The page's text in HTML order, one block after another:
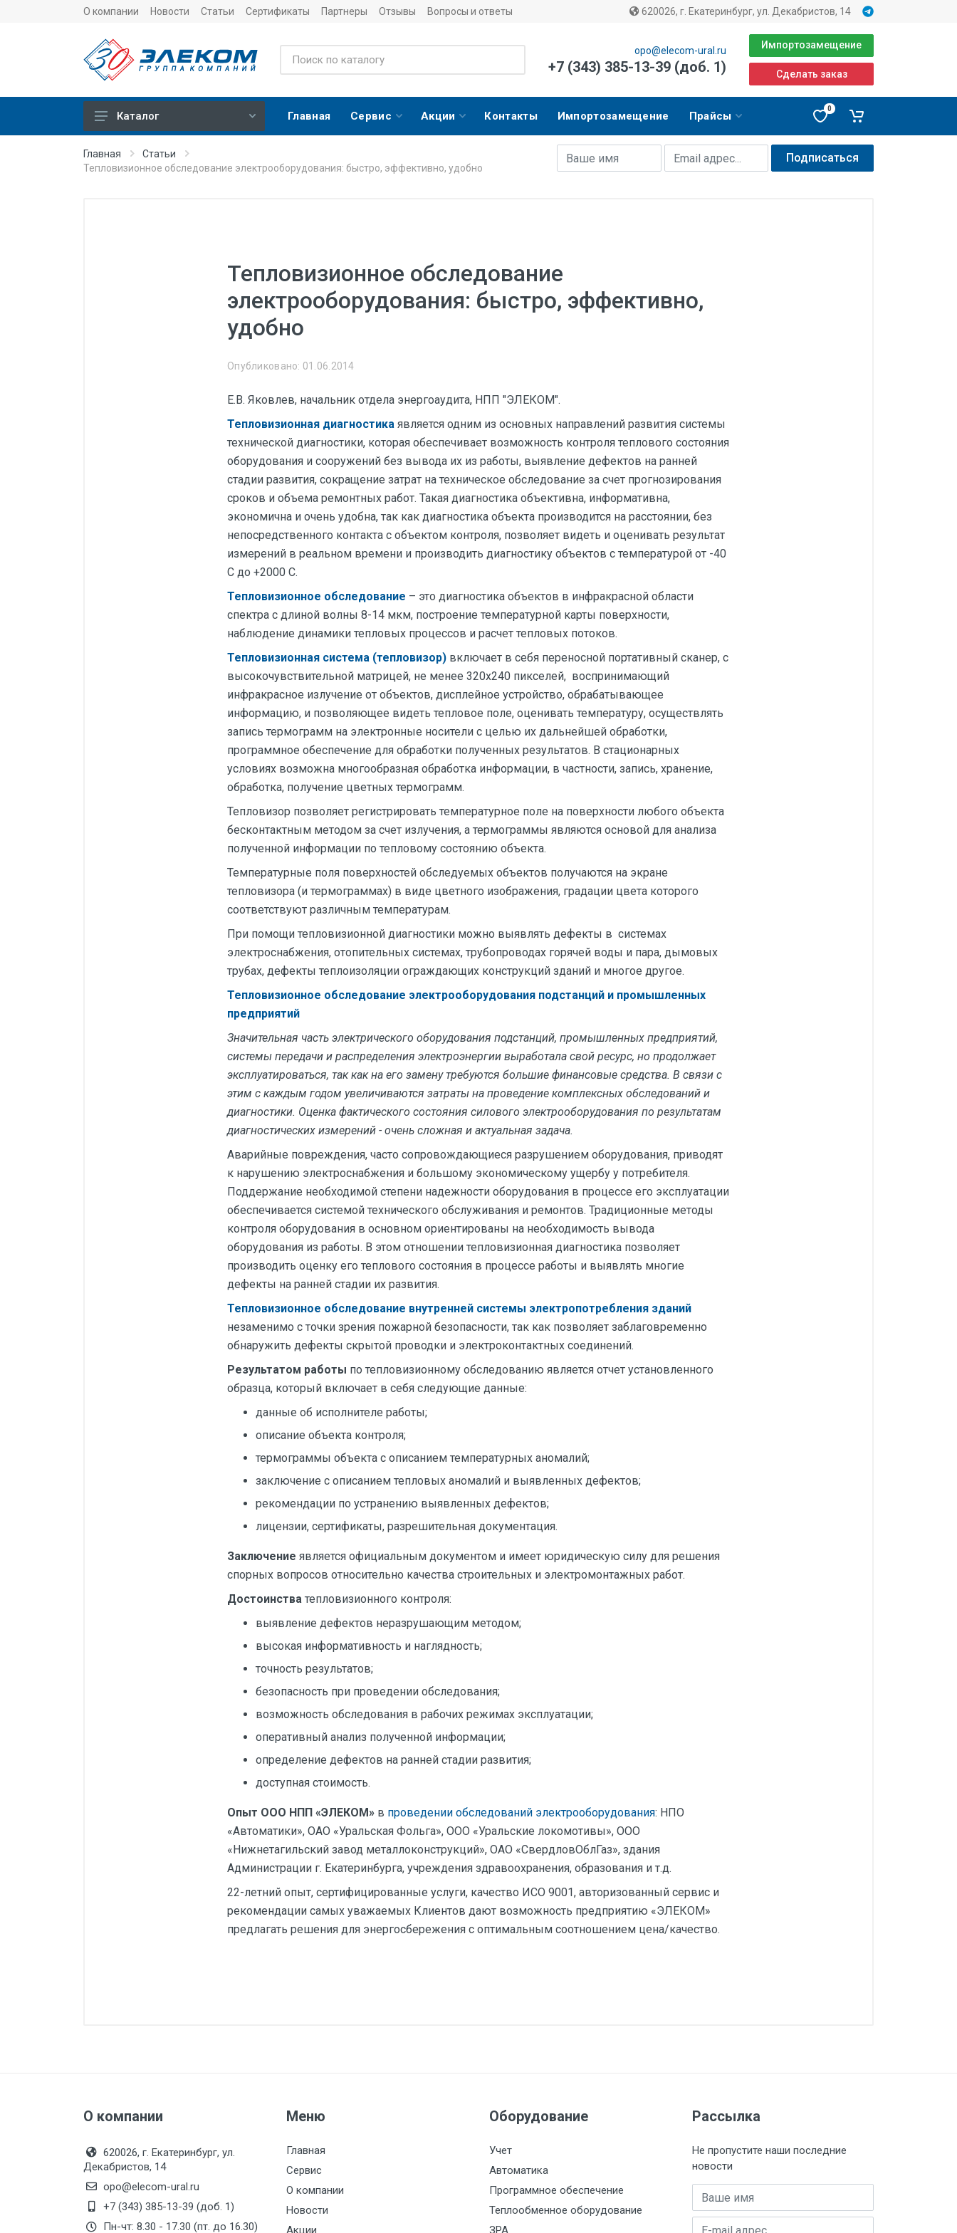
О компании Новости Статьи Сертификаты Партнеры Отзывы Вопросы и ответы 620026, г. Екатеринбург, ул. Декабристов, 14
opo@elecom-ural.ru
+7 (343) 385-13-39 (доб. 1)
Импортозамещение
Сделать заказ
Тепловычислители
Сумматоры электроэнергии
Теплообменное оборудование
Каталог Главная Сервис Акции Контакты Импортозамещение Прайсы
0
Главная
Статьи
Тепловизионное обследование электрооборудования: быстро, эффективно, удобно
Имя
E-mail адрес Подписаться
Тепловизионное обследование
электрооборудования: быстро, эффективно,
удобно
Опубликовано: 01.06.2014
Е.В. Яковлев, начальник отдела энергоаудита, НПП "ЭЛЕКОМ".
Тепловизионная диагностика является одним из основных направлений развития системы
технической диагностики, которая обеспечивает возможность контроля теплового состояния
оборудования и сооружений без вывода их из работы, выявление дефектов на ранней
стадии развития, сокращение затрат на техническое обследование за счет прогнозирования
сроков и объема ремонтных работ. Такая диагностика объективна, информативна,
экономична и очень удобна, так как диагностика объекта производится на расстоянии, без
непосредственного контакта с объектом контроля, позволяет видеть и оценивать результат
измерений в реальном времени и производить диагностику объектов с температурой от -40
С до +2000 С.
Тепловизионное обследование – это диагностика объектов в инфракрасной области
спектра с длиной волны 8-14 мкм, построение температурной карты поверхности,
наблюдение динамики тепловых процессов и расчет тепловых потоков.
Тепловизионная система (тепловизор) включает в себя переносной портативный сканер, с
высокочувствительной матрицей, не менее 320х240 пикселей, воспринимающий
инфракрасное излучение от объектов, дисплейное устройство, обрабатывающее
информацию, и позволяющее видеть тепловое поле, оценивать температуру, осуществлять
запись термограмм на электронные носители с целью их дальнейшей обработки,
программное обеспечение для обработки полученных результатов. В стационарных
условиях возможна многообразная обработка информации, в частности, запись, хранение,
обработка, получение цветных термограмм.
Тепловизор позволяет регистрировать температурное поле на поверхности любого объекта
бесконтактным методом за счет излучения, а термограммы являются основой для анализа
полученной информации по тепловому состоянию объекта.
Температурные поля поверхностей обследуемых объектов получаются на экране
тепловизора (и термограммах) в виде цветного изображения, градации цвета которого
соответствуют различным температурам.
При помощи тепловизионной диагностики можно выявлять дефекты в системах
электроснабжения, отопительных системах, трубопроводах горячей воды и пара, дымовых
трубах, дефекты теплоизоляции ограждающих конструкций зданий и многое другое.
Тепловизионное обследование электрооборудования подстанций и промышленных
предприятий
Значительная часть электрического оборудования подстанций, промышленных предприятий,
системы передачи и распределения электроэнергии выработала свой ресурс, но продолжает
эксплуатироваться, так как на его замену требуются большие финансовые средства. В связи с
этим с каждым годом увеличиваются затраты на проведение комплексных обследований и
диагностики. Оценка фактического состояния силового электрооборудования по результатам
диагностических измерений - очень сложная и актуальная задача.
Аварийные повреждения, часто сопровождающиеся разрушением оборудования, приводят
к нарушению электроснабжения и большому экономическому ущербу у потребителя.
Поддержание необходимой степени надежности оборудования в процессе его эксплуатации
обеспечивается системой технического обслуживания и ремонтов. Традиционные методы
контроля оборудования в основном ориентированы на необходимость вывода
оборудования из работы. В этом отношении тепловизионная диагностика позволяет
производить оценку его теплового состояния в процессе работы и выявлять многие
дефекты на ранней стадии их развития.
Тепловизионное обследование внутренней системы электропотребления зданий
незаменимо с точки зрения пожарной безопасности, так как позволяет заблаговременно
обнаружить дефекты скрытой проводки и электроконтактных соединений.
Результатом работы по тепловизионному обследованию является отчет установленного
образца, который включает в себя следующие данные:
данные об исполнителе работы;
описание объекта контроля;
термограммы объекта с описанием температурных аномалий;
заключение с описанием тепловых аномалий и выявленных дефектов;
рекомендации по устранению выявленных дефектов;
лицензии, сертификаты, разрешительная документация.
Заключение является официальным документом и имеет юридическую силу для решения
спорных вопросов относительно качества строительных и электромонтажных работ.
Достоинства тепловизионного контроля:
выявление дефектов неразрушающим методом;
высокая информативность и наглядность;
точность результатов;
безопасность при проведении обследования;
возможность обследования в рабочих режимах эксплуатации;
оперативный анализ полученной информации;
определение дефектов на ранней стадии развития;
доступная стоимость.
Опыт ООО НПП «ЭЛЕКОМ» в проведении обследований электрооборудования: НПО
«Автоматики», ОАО «Уральская Фольга», ООО «Уральские локомотивы», ООО
«Нижнетагильский завод металлоконструкций», ОАО «СвердловОблГаз», здания
Администрации г. Екатеринбурга, учреждения здравоохранения, образования и т.д.
22-летний опыт, сертифицированные услуги, качество ИСО 9001, авторизованный сервис и
рекомендации самых уважаемых Клиентов дают возможность предприятию «ЭЛЕКОМ»
предлагать решения для энергосбережения с оптимальным соотношением цена/качество.
О компании
620026, г. Екатеринбург, ул.
Декабристов, 14
opo@elecom-ural.ru
+7 (343) 385-13-39 (доб. 1)
Пн-чт: 8.30 - 17.30 (пт. до 16.30)
Меню
Главная
Сервис
О компании
Новости
Акции
Оборудование
Учет
Автоматика
Программное обеспечение
Теплообменное оборудование
ЗРА
Рассылка
Не пропустите наши последние
новости
Имя
E-mail адрес